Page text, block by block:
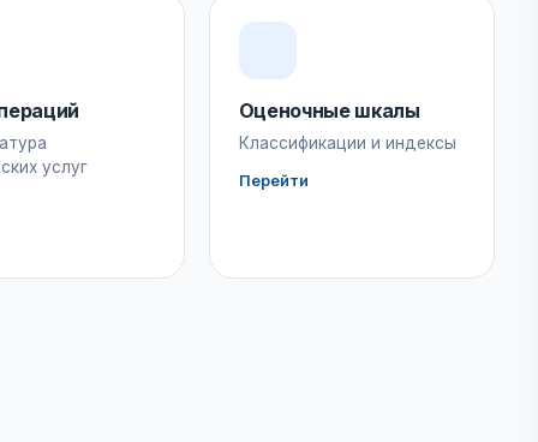
услуг
Оценочные шкалы
Классификации и индексы
Перейти